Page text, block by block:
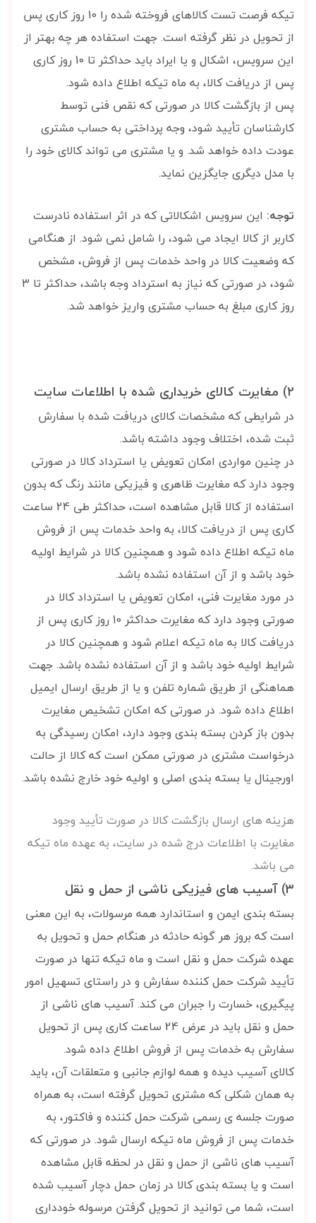
تیکه فرصت تست کالاهای فروخته شده را 10 روز کاری پس
از تحویل در نظر گرفته است. جهت استفاده هر چه بهتر از
این سرویس، اشکال و یا ایراد باید حداکثر تا 10 روز کاری
پس از دریافت کالا، به ماه تیکه اطلاع داده شود.
پس از بازگشت کالا در صورتی که نقص فنی توسط
کارشناسان تأیید شود، وجه پرداختی به حساب مشتری
عودت داده خواهد شد. و یا مشتری می تواند کالای خود را
با مدل دیگری جایگزین نماید.
توجه: این سرویس اشکالاتی که در اثر استفاده نادرست
کاربر از کالا ایجاد می شود، را شامل نمی شود. از هنگامی
که وضعیت کالا در واحد خدمات پس از فروش، مشخص
شود، در صورتی که نیاز به استرداد وجه باشد، حداکثر تا 3
روز کاری مبلغ به حساب مشتری واریز خواهد شد.
2) مغایرت کالای خریداری شده با اطلاعات سایت
در شرایطی که مشخصات کالای دریافت شده با سفارش
ثبت شده، اختلاف وجود داشته باشد.
در چنین مواردی امکان تعویض یا استرداد کالا در صورتی
وجود دارد که مغایرت ظاهری و فیزیکی مانند رنگ که بدون
استفاده از کالا قابل مشاهده است، حداکثر طی 24 ساعت
کاری پس از دریافت کالا، به واحد خدمات پس از فروش
ماه تیکه اطلاع داده شود و همچنین کالا در شرایط اولیه
خود باشد و از آن استفاده نشده باشد.
در مورد مغایرت فنی، امکان تعویض یا استرداد کالا در
صورتی وجود دارد که مغایرت حداکثر 10 روز کاری پس از
دریافت کالا به ماه تیکه اعلام شود و همچنین کالا در
شرایط اولیه خود باشد و از آن استفاده نشده باشد. جهت
هماهنگی از طریق شماره تلفن و یا از طریق ارسال ایمیل
اطلاع داده شود. در صورتی که امکان تشخیص مغایرت
بدون باز کردن بسته بندی وجود دارد، امکان رسیدگی به
درخواست مشتری در صورتی ممکن است که کالا از حالت
اورجینال یا بسته بندی اصلی و اولیه خود خارج نشده باشد.
هزینه های ارسال بازگشت کالا در صورت تأیید وجود
مغایرت با اطلاعات درج شده در سایت، به عهده ماه تیکه
می باشد.
3) آسیب های فیزیکی ناشی از حمل و نقل
بسته بندی ایمن و استاندارد همه مرسولات، به این معنی
است که بروز هر گونه حادثه در هنگام حمل و تحویل به
عهده شرکت حمل و نقل است و ماه تیکه تنها در صورت
تأیید شرکت حمل کننده سفارش و در راستای تسهیل امور
پیگیری، خسارت را جبران می کند. آسیب های ناشی از
حمل و نقل باید در عرض 24 ساعت کاری پس از تحویل
سفارش به خدمات پس از فروش اطلاع داده شود.
کالای آسیب دیده و همه لوازم جانبی و متعلقات آن، باید
به همان شکلی که مشتری تحویل گرفته است، به همراه
صورت جلسه ی رسمی شرکت حمل کننده و فاکتور، به
خدمات پس از فروش ماه تیکه ارسال شود. در صورتی که
آسیب های ناشی از حمل و نقل در لحظه قابل مشاهده
است و یا بسته بندی کالا در زمان حمل دچار آسیب شده
است، شما می توانید از تحویل گرفتن مرسوله خودداری